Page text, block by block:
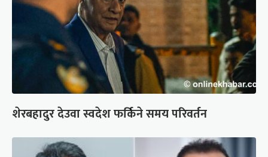
शेरबहादुर देउवा स्वदेश फर्किने समय परिवर्तन